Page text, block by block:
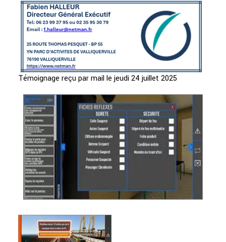
Témoignage reçu par mail le jeudi 24 juillet 2025